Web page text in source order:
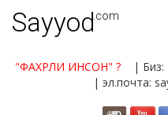
Sayyod.com
"ФАХРЛИ ИНСОН" ?
| Биз:
| эл.почта: